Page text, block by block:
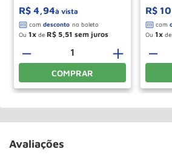
R$ 4,94à vista
Ou 1 de R$ 5,51
＋
－
COMPRAR
R$ 10
Ou 1 de
－
Avaliações